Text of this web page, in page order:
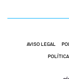
AVISO LEGAL